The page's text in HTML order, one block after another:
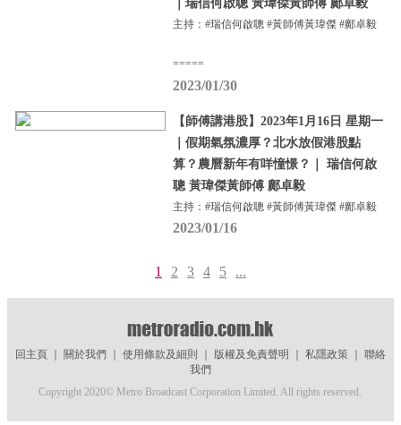
｜瑞信何啟聰 黃瑋傑黃師傅 鄺卓毅
主持：#瑞信何啟聰 #黃師傅黃瑋傑 #鄺卓毅
=====
2023/01/30
【師傅講港股】2023年1月16日 星期一
｜假期氣氛濃厚？北水放假港股點
算？農曆新年有咩憧憬？｜ 瑞信何啟
聰 黃瑋傑黃師傅 鄺卓毅
主持：#瑞信何啟聰 #黃師傅黃瑋傑 #鄺卓毅
2023/01/16
1 2 3 4 5 ...
回主頁｜ 關於我們 使用條款及細則 版權及免責聲明 私隱政策｜ 聯絡
我們
Copyright 2020© Metro Broadcast Corporation Limited. All rights reserved.